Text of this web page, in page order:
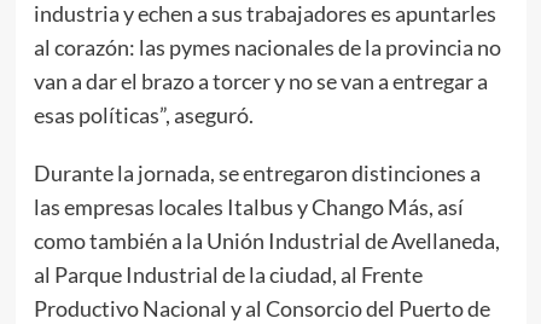
industria y echen a sus trabajadores es apuntarles
al corazón: las pymes nacionales de la provincia no
van a dar el brazo a torcer y no se van a entregar a
esas políticas”, aseguró.
Durante la jornada, se entregaron distinciones a
las empresas locales Italbus y Chango Más, así
como también a la Unión Industrial de Avellaneda,
al Parque Industrial de la ciudad, al Frente
Productivo Nacional y al Consorcio del Puerto de